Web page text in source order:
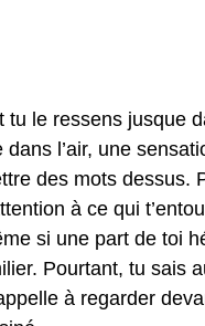
le ressens jusque
l’air, une
des mots dessus.
à ce qui
si une part de toi
Pourtant, tu sais
à regarder